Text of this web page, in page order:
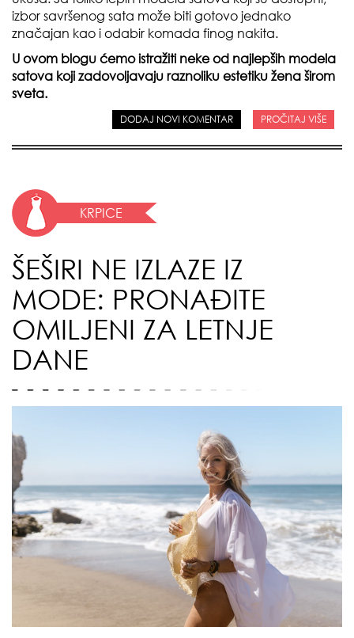
izbor savršenog sata može biti gotovo jednako
značajan kao i odabir komada finog nakita.
U ovom blogu ćemo istražiti neke od najlepših modela
satova koji zadovoljavaju raznoliku estetiku žena širom
sveta.
DODAJ NOVI KOMENTAR PROČITAJ VIŠE
KRPICE
ŠEŠIRI NE IZLAZE IZ
MODE: PRONAĐITE
OMILJENI ZA LETNJE
DANE